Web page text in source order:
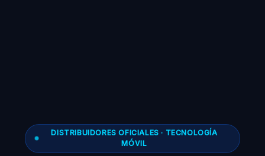
DISTRIBUIDORES OFICIALES · TECNOLOGÍA
MÓVIL